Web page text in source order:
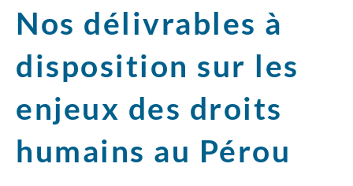
Nos délivrables à
disposition sur les
enjeux des droits
humains au Pérou